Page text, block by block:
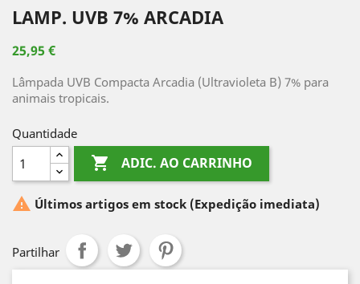
LAMP. UVB 7% ARCADIA
25,95 €
Lâmpada UVB Compacta Arcadia (Ultravioleta B) 7% para
animais tropicais.
Quantidade
 ADIC. AO CARRINHO
 Últimos artigos em stock (Expedição imediata)
Partilhar